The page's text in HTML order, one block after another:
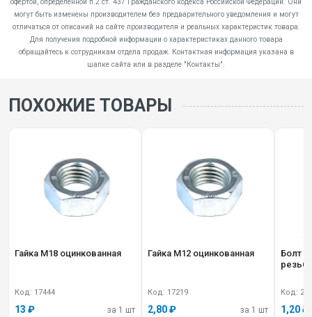
офертой, определенной п.2 ст. 437 Гражданского кодекса Российской Федерации. Они
могут быть изменены производителем без предварительного уведомления и могут
отличаться от описаний на сайте производителя и реальных характеристик товара.
Для получения подробной информации о характеристиках данного товара
обращайтесь к сотрудникам отдела продаж. Контактная информация указана в
шапке сайта или в разделе "Контакты".
ПОХОЖИЕ ТОВАРЫ
Гайка М18 оцинкованная
Код: 17444
13 ₽ за 1 шт
Гайка М12 оцинкованная
Код: 17219
2,80 ₽ за 1 шт
Болт М
Код:
1,20 ₽